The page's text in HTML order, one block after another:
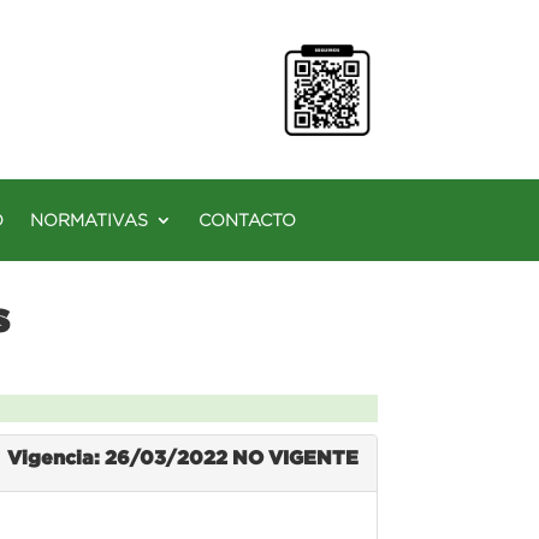
NORMATIVAS CONTACTO
Vigencia: 26/03/2022 NO VIGENTE